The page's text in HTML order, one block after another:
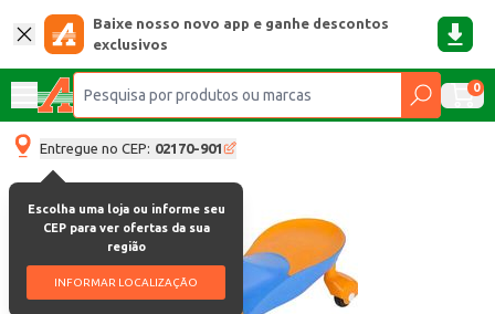
Baixe nosso novo app e ganhe descontos
exclusivos
0
Entregue no CEP: 02170-901
Escolha uma loja ou informe seu
CEP para ver ofertas da sua
região
INFORMAR LOCALIZAÇÃO